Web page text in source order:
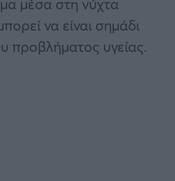
να είναι σημάδι
προβλήματος υγείας.